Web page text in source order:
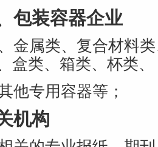
包装容器企业
金属类、复合材料
盒类、箱类、杯类、
他专用容器等；
机构